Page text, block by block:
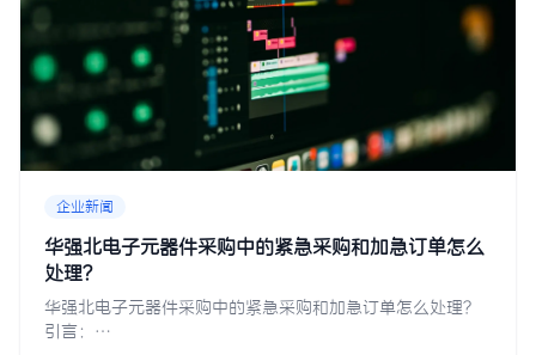
企业新闻
华强北电子元器件采购中的紧急采购和加急订单怎么
处理？
华强北电子元器件采购中的紧急采购和加急订单怎么处理？
引言：…